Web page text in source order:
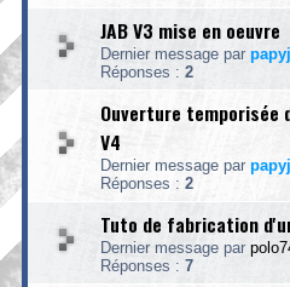
JAB V3 mise en oeuvre
Dernier message par
Réponses : 2
Ouverture temporisée
V4
Dernier message par
Réponses : 2
Tuto de fabrication
Dernier message par
Réponses : 7